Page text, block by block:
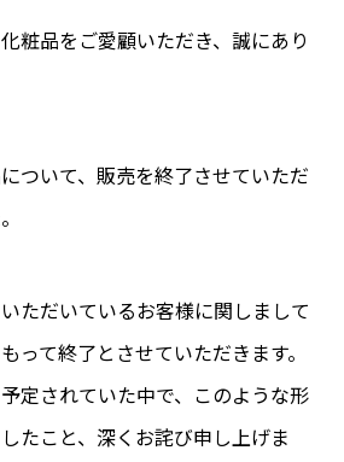
粧品をご愛顧いただき、誠にあり
ついて、販売を終了させていただ
ただいているお客様に関しまして
って終了とさせていただきます。
定されていた中で、このような形
たこと、深くお詫び申し上げま